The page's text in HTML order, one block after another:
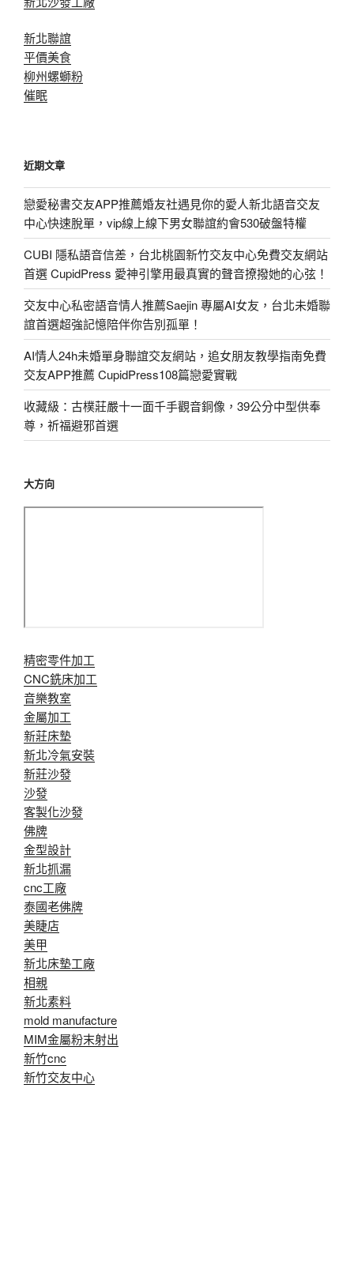
新北聯誼
平價美食
柳州螺螄粉
催眠
近期文章
戀愛秘書交友APP推薦婚友社遇見你的愛人新北語音交友
中心快速脫單，vip線上線下男女聯誼約會530破盤特權
CUBI 隱私語音信差，台北桃園新竹交友中心免費交友網站
首選 CupidPress 愛神引擎用最真實的聲音撩撥她的心弦！
交友中心私密語音情人推薦Saejin 專屬AI女友，台北未婚聯
誼首選超強記憶陪伴你告別孤單！
AI情人24h未婚單身聯誼交友網站，追女朋友教學指南免費
交友APP推薦 CupidPress108篇戀愛實戰
收藏級：古樸莊嚴十一面千手觀音銅像，39公分中型供奉
尊，祈福避邪首選
大方向
精密零件加工
CNC銑床加工
音樂教室
金屬加工
新莊床墊
新北冷氣安裝
新莊沙發
沙發
客製化沙發
佛牌
金型設計
新北抓漏
cnc工廠
泰國老佛牌
美睫店
美甲
新北床墊工廠
相親
新北素料
mold manufacture
MIM金屬粉末射出
新竹cnc
新竹交友中心